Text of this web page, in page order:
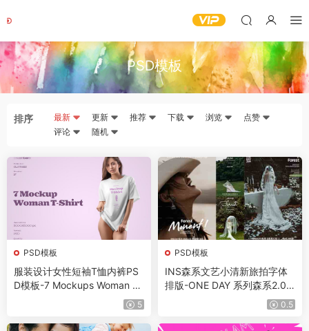
PSD模板
排序 最新 更新 推荐 下载 浏览
点赞
评论
随机
PSD模板
服装设计女性短袖T恤内裤PS
D模板-7 Mockups Woman T-
5
PSD模板
INS森系文艺小清新旅拍字体
排版-ONE DAY 系列森系2.0
0.5